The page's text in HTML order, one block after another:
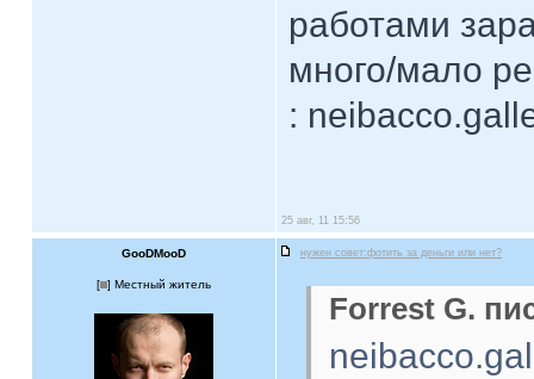
работами
много/мало
:
25 авг, 11 15:56
GooDMooD нужен совет:фотить за деньги или нет?
[ ] Местный житель
Forrest G.